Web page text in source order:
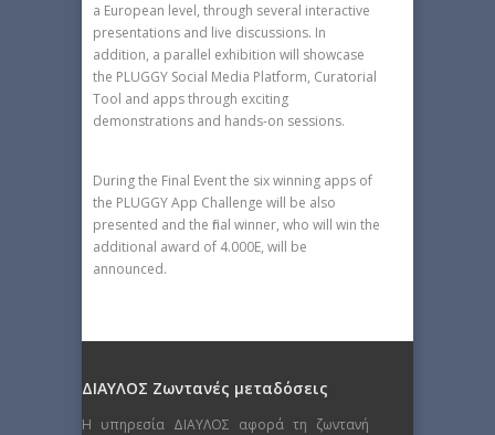
a European level, through several interactive
presentations and live discussions. In
addition, a parallel exhibition will showcase
the PLUGGY Social Media Platform, Curatorial
Tool and apps through exciting
demonstrations and hands-on sessions.
During the Final Event the six winning apps of
the PLUGGY App Challenge will be also
presented and the final winner, who will win the
additional award of 4.000E, will be
announced.
ΔΙΑΥΛΟΣ Ζωντανές μεταδόσεις
Η υπηρεσία ΔΙΑΥΛΟΣ αφορά τη ζωντανή